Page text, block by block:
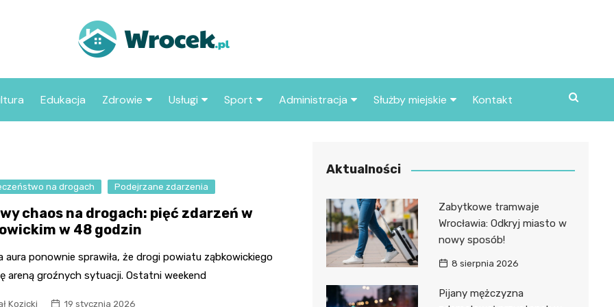
we
Edukacja Zdrowie
Apteka
Usługi
Taxi
Stacja paliw
Restauracja
Sport
sportowe
Administracja
Urząd miasta
Służby miejskie
Policja
Kontakt
na drogach Podejrzane zdarzenia
chaos na drogach: pięć zdarzeń w
w 48 godzin
aura ponownie sprawiła, że drogi powiatu ząbkowickiego
areną groźnych sytuacji. Ostatni weekend
Kozicki 19 stycznia 2026
Aktualności
Zabytkowe tramwaje
Wrocławia: Odkryj miasto w
nowy sposób!
8 sierpnia 2026
Pijany mężczyzna